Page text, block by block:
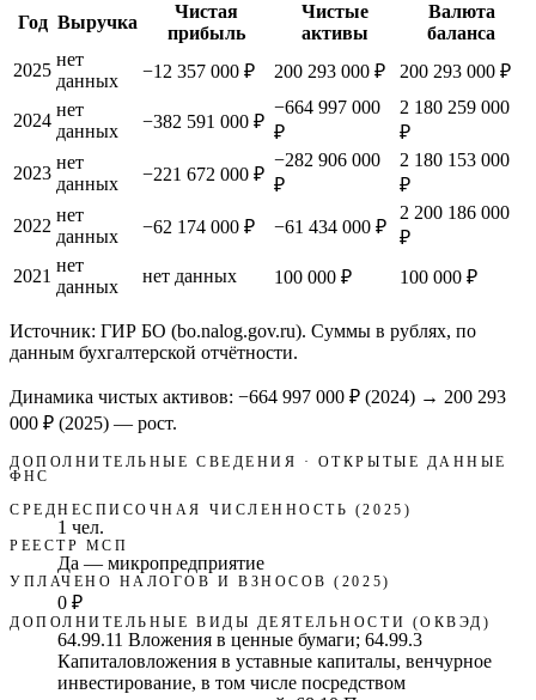
Год Выручка
Чистая
прибыль
Чистые
активы
Валюта
баланса
2025
нет
данных
−12 357 000 ₽ 200 293 000 ₽ 200 293 000 ₽
2024
нет
данных
−382 591 000 ₽
−664 997 000
₽
2 180 259 000
₽
2023
нет
данных
−221 672 000 ₽
−282 906 000
₽
2 180 153 000
₽
2022
нет
данных
−62 174 000 ₽ −61 434 000 ₽
2 200 186 000
₽
2021
нет
данных
нет данных 100 000 ₽ 100 000 ₽
Источник: ГИР БО (bo.nalog.gov.ru). Суммы в рублях, по
данным бухгалтерской отчётности.
Динамика чистых активов: −664 997 000 ₽ (2024) → 200 293
000 ₽ (2025) — рост.
ДОПОЛНИТЕЛЬНЫЕ СВЕДЕНИЯ · ОТКРЫТЫЕ ДАННЫЕ
ФНС
СРЕДНЕСПИСОЧНАЯ ЧИСЛЕННОСТЬ (2025)
1 чел.
РЕЕСТР МСП
Да — микропредприятие
УПЛАЧЕНО НАЛОГОВ И ВЗНОСОВ (2025)
0 ₽
ДОПОЛНИТЕЛЬНЫЕ ВИДЫ ДЕЯТЕЛЬНОСТИ (ОКВЭД)
64.99.11 Вложения в ценные бумаги; 64.99.3
Капиталовложения в уставные капиталы, венчурное
инвестирование, в том числе посредством